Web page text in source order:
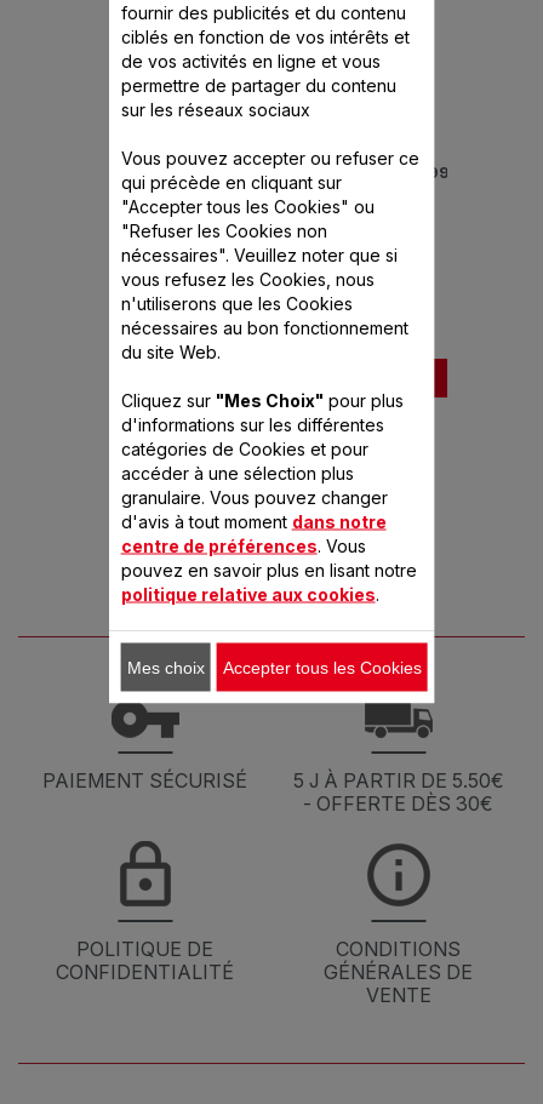
BAC RÉCUPÉRATEUR DE JUS BLANC SS-993810
Disponible.
3,99 €
Sert de base aux bols vapeur
PAIEMENT SÉCURISÉ
5 J À PARTIR DE 5.50€
- OFFERTE DÈS 30€
POLITIQUE DE
CONFIDENTIALITÉ
CONDITIONS
GÉNÉRALES DE
VENTE
fournir des publicités et du contenu
ciblés en fonction de vos intérêts et
de vos activités en ligne et vous
permettre de partager du contenu
sur les réseaux sociaux
Vous pouvez accepter ou refuser ce
qui précède en cliquant sur
"Accepter tous les Cookies" ou
"Refuser les Cookies non
nécessaires". Veuillez noter que si
vous refusez les Cookies, nous
n'utiliserons que les Cookies
nécessaires au bon fonctionnement
du site Web.
Cliquez sur "Mes Choix" pour plus
d'informations sur les différentes
catégories de Cookies et pour
accéder à une sélection plus
granulaire. Vous pouvez changer
d'avis à tout moment dans notre
centre de préférences. Vous
pouvez en savoir plus en lisant notre
politique relative aux cookies.
Mes choix Accepter tous les Cookies